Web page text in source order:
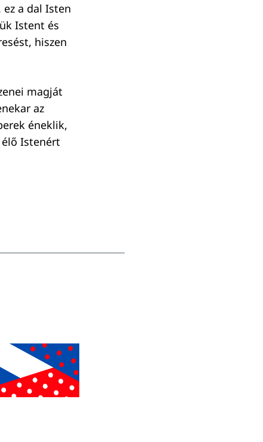
a dal Isten
Istent és
hiszen
magját
az
éneklik,
élő Istenért